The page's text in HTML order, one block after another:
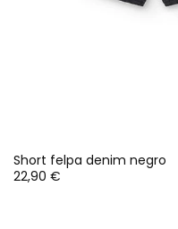
Short felpa denim negro
22,90 €